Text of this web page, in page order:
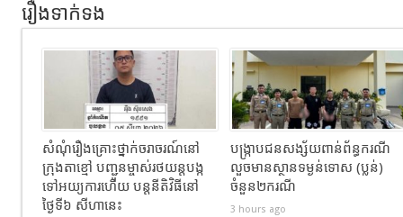
រឿងទាក់ទង
សំណុំរឿងគ្រោះថ្នាក់ចរាចរណ៍នៅ
ក្រុងតាខ្មៅ បញ្ជូនម្ចាស់រថយន្តបង្ក
ទៅអយ្យការហើយ បន្តនីតិវិធីនៅ
ថ្ងៃទី៦ សីហានេះ
បង្ក្រាបជនសង្ស័យពាន់ព័ន្ធករណី
លួចមានស្ថានទម្ងន់ទោស (ប្លន់)
ចំនួន២ករណី
3 hours ago